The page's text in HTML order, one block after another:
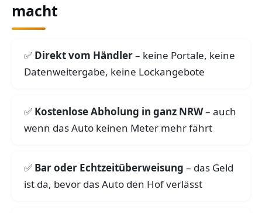
macht
Direkt vom Händler– keine Portale, keine
Datenweitergabe, keine Lockangebote
Kostenlose Abholung in ganz NRW– auch
wenn das Auto keinen Meter mehr fährt
Bar oder Echtzeitüberweisung – das Geld
ist da, bevor das Auto den Hof verlässt